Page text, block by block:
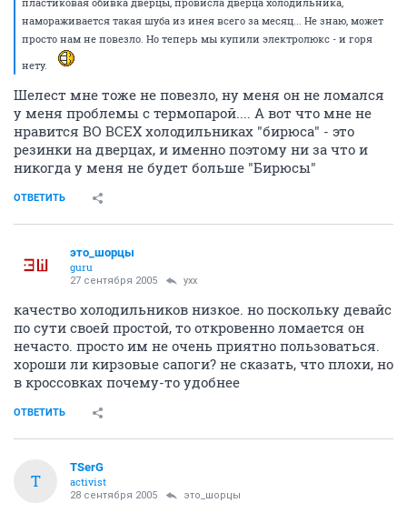
намораживается такая шуба из инея всего за месяц... Не знаю, может
просто нам не повезло. Но теперь мы купили электролюкс - и горя
нету.
Шелест мне тоже не повезло, ну меня он не ломался
у меня проблемы с термопарой.... А вот что мне не
нравится ВО ВСЕХ холодильниках "бирюса" - это
резинки на дверцах, и именно поэтому ни за что и
никогда у меня не будет больше "Бирюсы"
ОТВЕТИТЬ
это_шорцы
guru
27 сентября 2005 yxx
качество холодильников низкое. но поскольку девайс
по сути своей простой, то откровенно ломается он
нечасто. просто им не очень приятно пользоваться.
хороши ли кирзовые сапоги? не сказать, что плохи, но
в кроссовках почему-то удобнее
ОТВЕТИТЬ
T
TSerG
activist
28 сентября 2005 это_шорцы